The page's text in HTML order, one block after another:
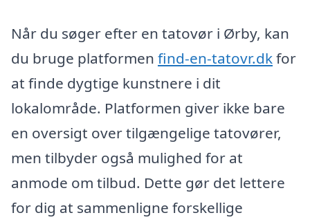
Når du søger efter en tatovør i Ørby, kan
du bruge platformen find-en-tatovr.dkfor
at finde dygtige kunstnere i dit
lokalområde. Platformen giver ikke bare
en oversigt over tilgængelige tatovører,
men tilbyder også mulighed for at
anmode om tilbud. Dette gør det lettere
for dig at sammenligne forskellige